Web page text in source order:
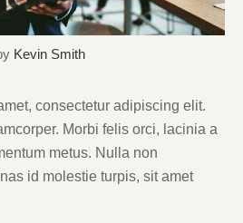
Kevin Smith
consectetur adipiscing elit.
Morbi felis orci, lacinia a
metus. Nulla non
id molestie turpis, sit amet